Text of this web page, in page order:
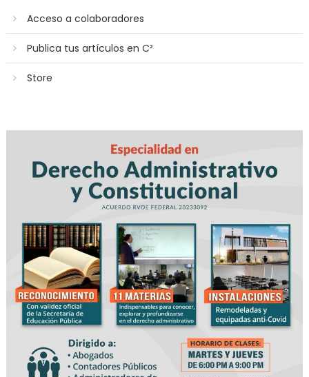
Acceso a colaboradores
Publica tus artículos en C²
Store